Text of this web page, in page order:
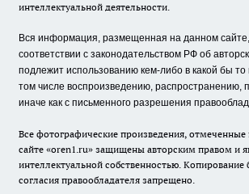
интеллектуальной деятельности.
Вся информация, размещенная на данном
соответствии с законодательством РФ об
подлежит использованию кем-либо в какой бы
том числе воспроизведению, распространению,
иначе как с письменного разрешения
Все фотографические произведения,
сайте «oren1.ru» защищены авторским правом и
интеллектуальной собственностью. Копирование
согласия правообладателя запрещено.